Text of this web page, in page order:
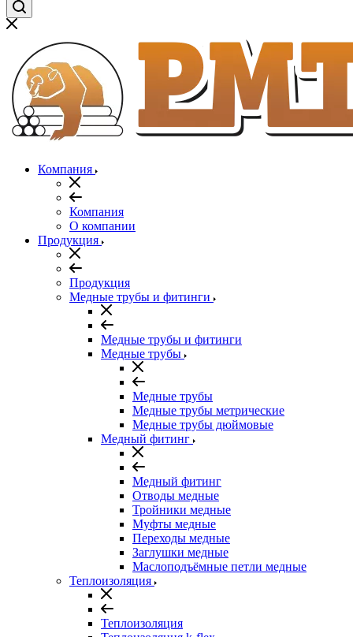
Компания
Компания
О компании
Продукция
Продукция
Медные трубы и фитинги
Медные трубы и фитинги
Медные трубы
Медные трубы
Медные трубы метрические
Медные трубы дюймовые
Медный фитинг
Медный фитинг
Отводы медные
Тройники медные
Муфты медные
Переходы медные
Заглушки медные
Маслоподъёмные петли медные
Теплоизоляция
Теплоизоляция